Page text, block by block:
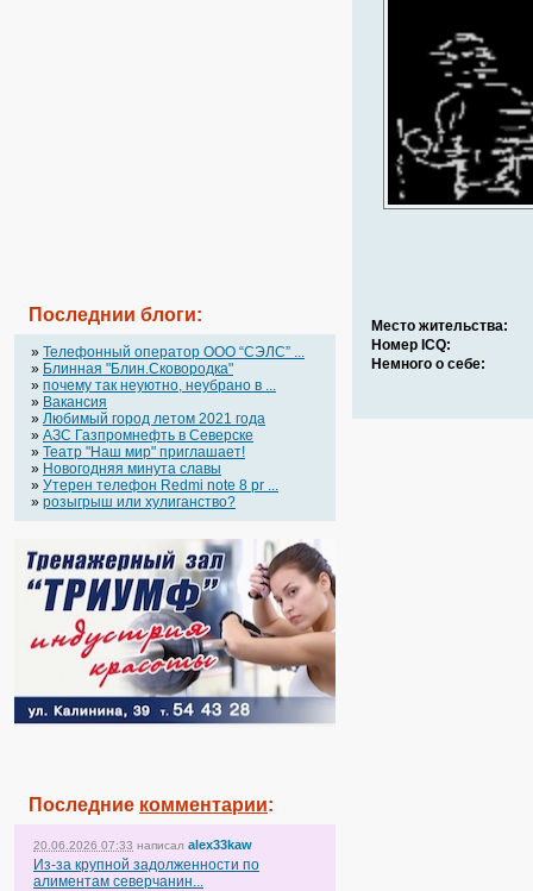
Последнии блоги:
» Телефонный оператор OOO “СЭЛС” ...
» Блинная "Блин.Сковородка"
» почему так неуютно, неубрано в ...
» Вакансия
» Любимый город летом 2021 года
» АЗС Газпромнефть в Северске
» Театр "Наш мир" приглашает!
» Новогодняя минута славы
» Утерен телефон Redmi note 8 pr ...
» розыгрыш или хулиганство?
Последние комментарии:
20.06.2026 07:33 написал alex33kaw
Из-за крупной задолженности по
алиментам северчанин...
Место жительства:
Номер ICQ:
Немного о себе: